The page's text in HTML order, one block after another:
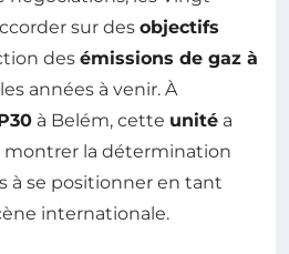
sur des objectifs
des émissions de gaz à
années à venir. À
à Belém, cette unité a
montrer la détermination
à se positionner en tant
internationale.